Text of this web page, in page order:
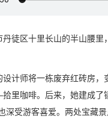
徒区十里长山的半山腰里
设计师将一栋废弃红砖房，
里咖啡。后来，她建成了
受游客喜爱。两处宝藏景